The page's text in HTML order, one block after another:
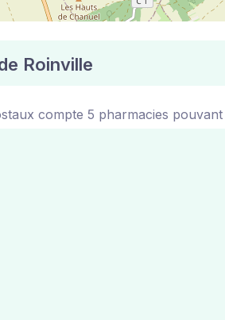
Roinville
compte 5 pharmacies